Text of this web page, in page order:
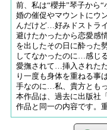
前、私は“櫻井”琴子から
婚の催促やマウントにウ
んだけど…好みドストラ
避けたかったから恋愛感
を出したその日に酔った
してなかったのに…感じ
愛撫されて…挿入された
り一度も身体を重ねる事
手なのに…私、貴方とも
本作品は、過去に出版社
作品と同一の内容です。